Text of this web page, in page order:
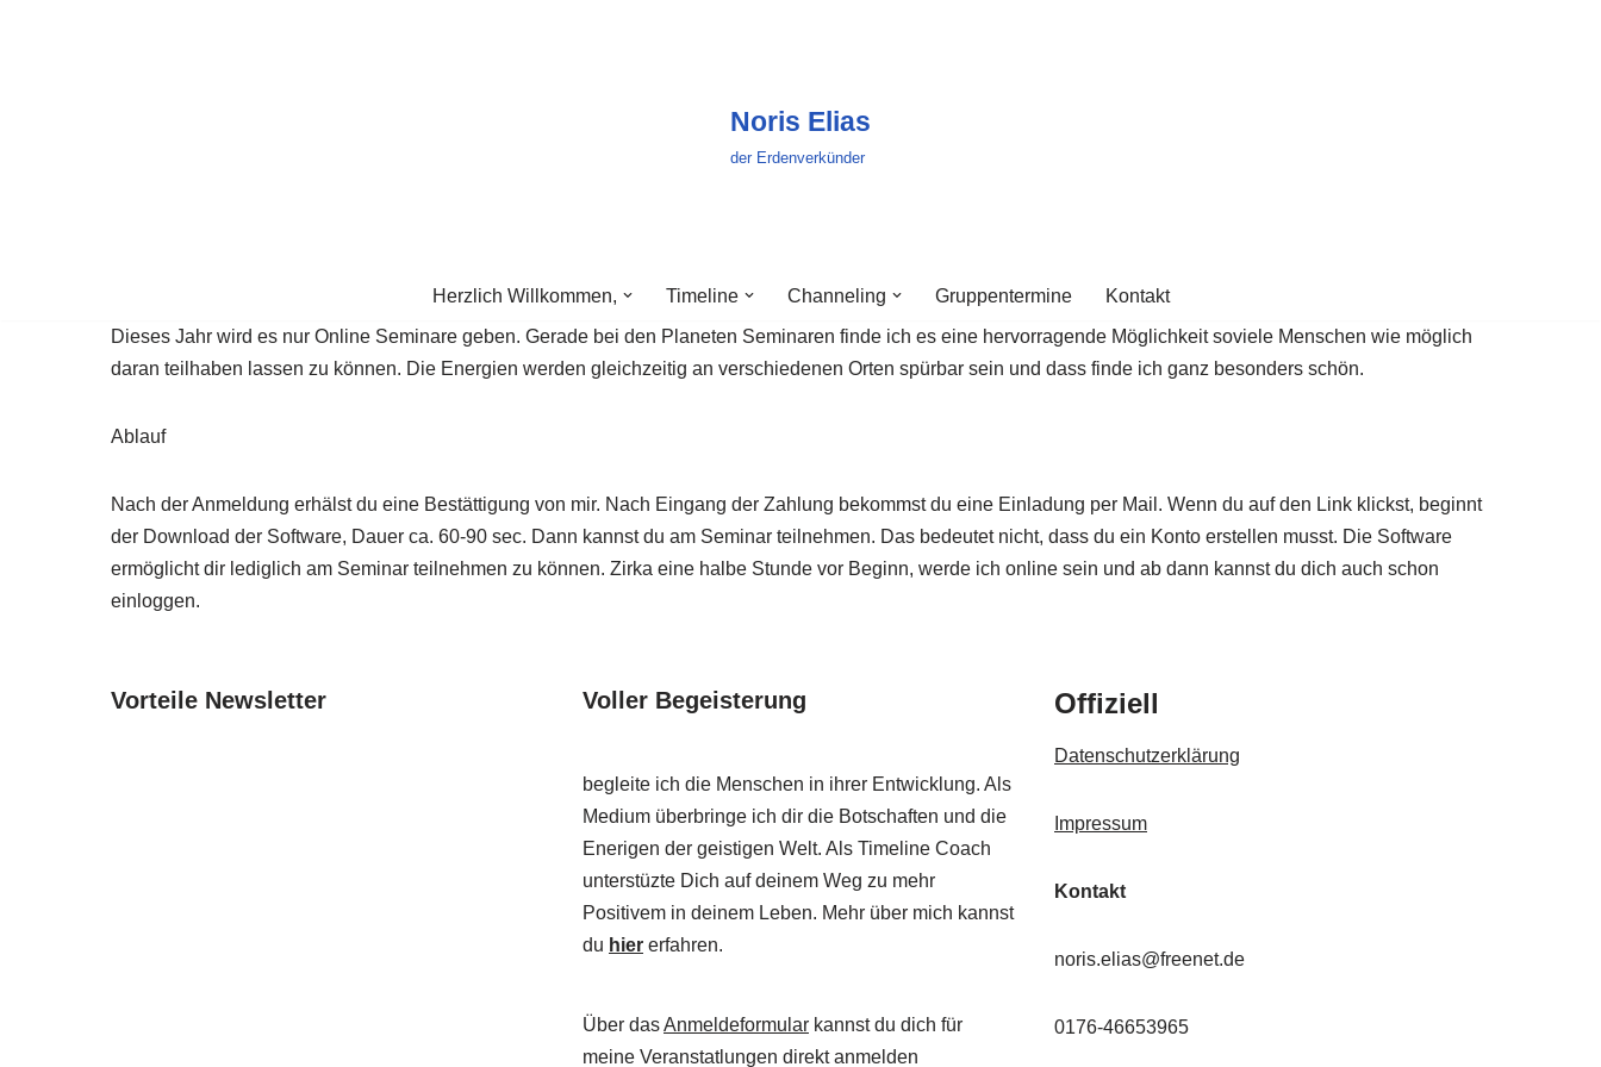
Noris Elias
der Erdenverkünder
Herzlich Willkommen, Timeline Channeling Gruppentermine
Kontakt
Dieses Jahr wird es nur Online Seminare geben. Gerade bei den Planeten Seminaren finde ich es eine hervorragende Möglichkeit soviele Menschen wie möglich
daran teilhaben lassen zu können. Die Energien werden gleichzeitig an verschiedenen Orten spürbar sein und dass finde ich ganz besonders schön.
Ablauf
Nach der Anmeldung erhälst du eine Bestättigung von mir. Nach Eingang der Zahlung bekommst du eine Einladung per Mail. Wenn du auf den Link klickst, beginnt
der Download der Software, Dauer ca. 60-90 sec. Dann kannst du am Seminar teilnehmen. Das bedeutet nicht, dass du ein Konto erstellen musst. Die Software
ermöglicht dir lediglich am Seminar teilnehmen zu können. Zirka eine halbe Stunde vor Beginn, werde ich online sein und ab dann kannst du dich auch schon
einloggen.
Vorteile Newsletter Voller Begeisterung
begleite ich die Menschen in ihrer Entwicklung. Als
Medium überbringe ich dir die Botschaften und die
Enerigen der geistigen Welt. Als Timeline Coach
unterstüzte Dich auf deinem Weg zu mehr
Positivem in deinem Leben. Mehr über mich kannst
du hier erfahren.
Über dasAnmeldeformular kannst du dich für
meine Veranstatlungen direkt anmelden
Offiziell
Datenschutzerklärung
Impressum
Kontakt
noris.elias@freenet.de
0176-46653965